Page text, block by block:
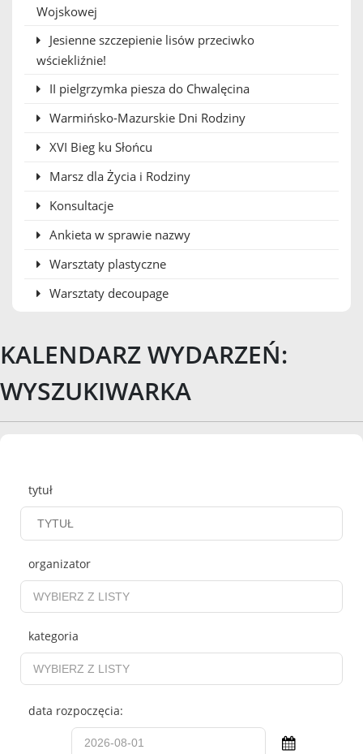
Wojskowej
Jesienne szczepienie lisów przeciwko
wściekliźnie!
II pielgrzymka piesza do Chwalęcina
Warmińsko-Mazurskie Dni Rodziny
XVI Bieg ku Słońcu
Marsz dla Życia i Rodziny
Konsultacje
Ankieta w sprawie nazwy
Warsztaty plastyczne
Warsztaty decoupage
KALENDARZ WYDARZEŃ:
WYSZUKIWARKA
tytuł
organizator
kategoria
data rozpoczęcia: